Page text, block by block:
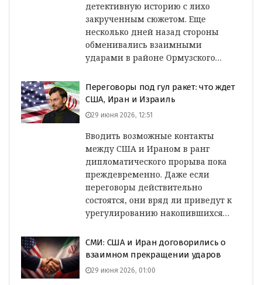
детективную историю с лихо
закрученным сюжетом. Еще
несколько дней назад стороны
обменивались взаимными
ударами в районе Ормузского…
Переговоры под гул ракет: что ждет
США, Иран и Израиль
29 июня 2026, 12:51
Вводить возможные контакты
между США и Ираном в ранг
дипломатического прорыва пока
преждевременно. Даже если
переговоры действительно
состоятся, они вряд ли приведут к
урегулированию накопившихся…
СМИ: США и Иран договорились о
взаимном прекращении ударов
29 июня 2026, 01:00